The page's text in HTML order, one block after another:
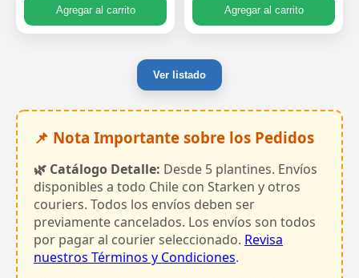
Agregar al carrito Agregar al carrito
Ver listado
📌 Nota Importante sobre los Pedidos
🌿 Catálogo Detalle: Desde 5 plantines. Envíos
disponibles a todo Chile con Starken y otros
couriers. Todos los envíos deben ser
previamente cancelados. Los envíos son todos
por pagar al courier seleccionado. Revisa
nuestros Términos y Condiciones.